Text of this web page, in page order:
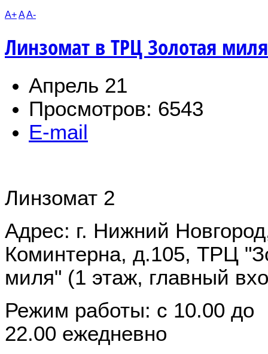
A+AA-
Линзомат в ТРЦ Золотая
Апрель 21
Просмотров: 6543
E-mail
Линзомат 2
Адрес: г. Нижний
Коминтерна, д.105, ТРЦ
миля" (1 этаж, главный
Режим работы: с 10.00 до
22.00 ежедневно